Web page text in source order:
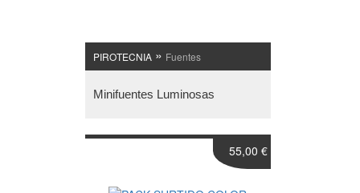
PIROTECNIA» Fuentes
Minifuentes Luminosas
55,00 €